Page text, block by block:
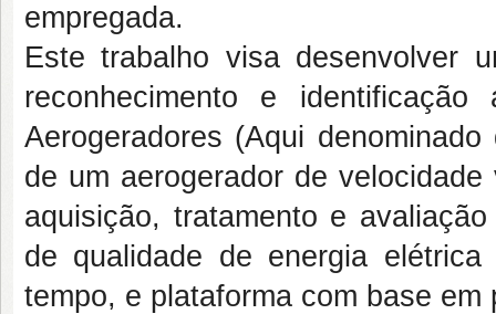
empregada.
Este trabalho visa desenvolver
reconhecimento e
Aerogeradores (Aqui
de um aerogerador de
aquisição, tratamento e
de qualidade de energia
tempo, e plataforma com base